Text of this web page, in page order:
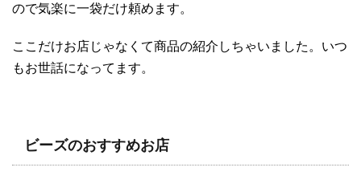
ので気楽に一袋だけ頼めます。
ここだけお店じゃなくて商品の紹介しちゃいました。いつ
もお世話になってます。
ビーズのおすすめお店